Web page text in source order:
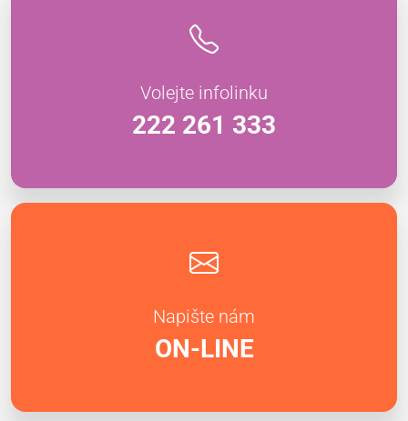
Volejte infolinku
222 261 333
Napište nám
ON-LINE